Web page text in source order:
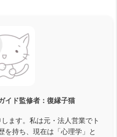
イド監修者： 復縁子猫
ます。私は元・法人営業でト
を持ち、現在は「心理学」と